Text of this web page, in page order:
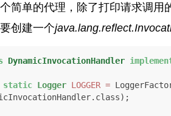
简单的代理，除了打印请求调
创建一个
DynamicInvocationHandler
static Logger LOGGER =